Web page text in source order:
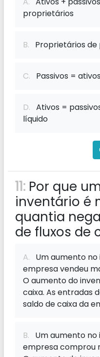
proprietários
B. Proprietários de
C. Passivos =
D. Ativos =
líquido
11: Por que
inventário é
quantia
de fluxos de
A. Um aumento
empresa vendeu
O aumento do
caixa. As entradas
saldo de caixa da
B. Um aumento no
empresa comprou